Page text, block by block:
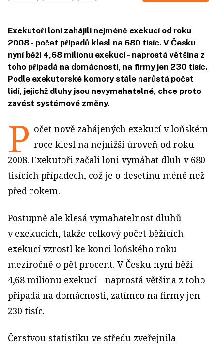
Exekutoři loni zahájili nejméně exekucí od roku
2008 - počet případů klesl na 680 tisíc. V Česku
nyní běží 4,68 milionu exekucí - naprostá většina z
toho připadá na domácnosti, na firmy jen 230 tisíc.
Podle exekutorské komory stále narůstá počet
lidí, jejichž dluhy jsou nevymahatelné, chce proto
zavést systémové změny.
P očet nově zahájených exekucí v loňském
roce klesl na nejnižší úroveň od roku
2008. Exekutoři začali loni vymáhat dluh v 680
tisících případech, což je o desetinu méně než
před rokem.
Postupně ale klesá vymahatelnost dluhů
v exekucích, takže celkový počet běžících
exekucí vzrostl ke konci loňského roku
meziročně o pět procent. V Česku nyní běží
4,68 milionu exekucí - naprostá většina z toho
připadá na domácnosti, zatímco na firmy jen
230 tisíc.
Čerstvou statistiku ve středu zveřejnila